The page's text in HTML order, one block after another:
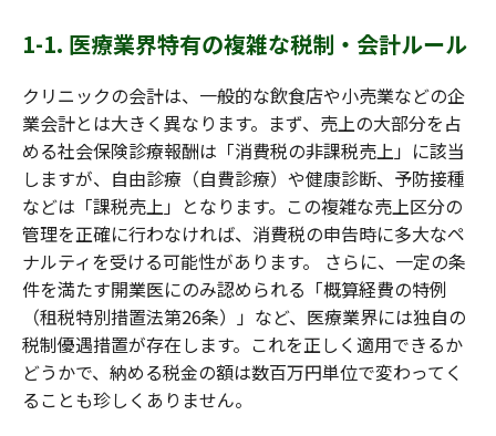
1-1. 医療業界特有の複雑な税制・会計ルール
クリニックの会計は、一般的な飲食店や小売業などの企
業会計とは大きく異なります。まず、売上の大部分を占
める社会保険診療報酬は「消費税の非課税売上」に該当
しますが、自由診療（自費診療）や健康診断、予防接種
などは「課税売上」となります。この複雑な売上区分の
管理を正確に行わなければ、消費税の申告時に多大なペ
ナルティを受ける可能性があります。 さらに、一定の条
件を満たす開業医にのみ認められる「概算経費の特例
（租税特別措置法第26条）」など、医療業界には独自の
税制優遇措置が存在します。これを正しく適用できるか
どうかで、納める税金の額は数百万円単位で変わってく
ることも珍しくありません。